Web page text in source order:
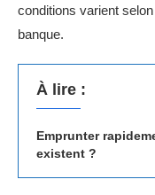
conditions varient
banque.
À lire :
Emprunter
existent ?